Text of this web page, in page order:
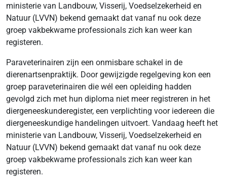
ministerie van Landbouw, Visserij, Voedselzekerheid en
Natuur (LVVN) bekend gemaakt dat vanaf nu ook deze
groep vakbekwame professionals zich kan weer kan
registeren.
Paraveterinairen zijn een onmisbare schakel in de
dierenartsenpraktijk. Door gewijzigde regelgeving kon een
groep paraveterinairen die wél een opleiding hadden
gevolgd zich met hun diploma niet meer registreren in het
diergeneeskunderegister, een verplichting voor iedereen die
diergeneeskundige handelingen uitvoert. Vandaag heeft het
ministerie van Landbouw, Visserij, Voedselzekerheid en
Natuur (LVVN) bekend gemaakt dat vanaf nu ook deze
groep vakbekwame professionals zich kan weer kan
registeren.